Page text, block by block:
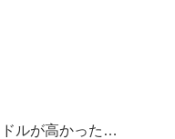
ルが高かった…